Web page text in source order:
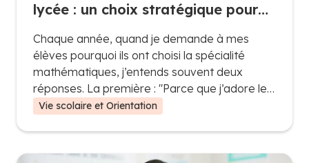
lycée : un choix stratégique pour
Chaque année, quand je demande à mes
élèves pourquoi ils ont choisi la spécialité
mathématiques, j’entends souvent deux
réponses. La première : "Parce que j’adore les
maths, j’aime résoudre des problèmes et
indispensable pour la suite".
Vie scolaire et Orientation